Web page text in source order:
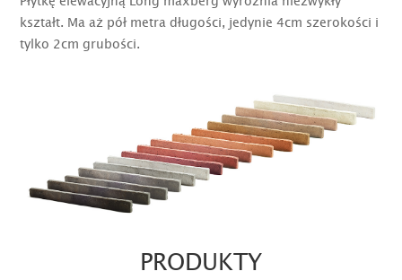
kształt. Ma aż pół metra długości, jedynie 4cm szerokości i
tylko 2cm grubości.
PRODUKTY